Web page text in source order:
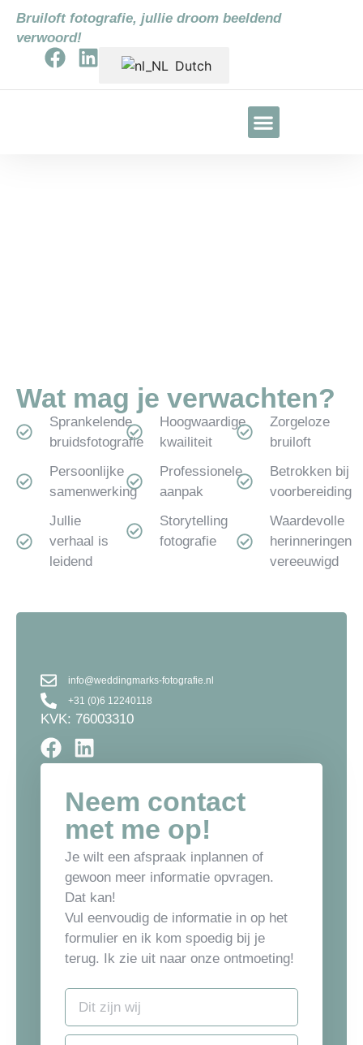
Bruiloft fotografie, jullie droom beeldend
verwoord!
Dutch
Wat mag je verwachten?
Sprankelende
bruidsfotografie
Persoonlijke
samenwerking
Jullie
verhaal is
leidend
Hoogwaardige
kwailiteit
Professionele
aanpak
Storytelling
fotografie
Zorgeloze
bruiloft
Betrokken bij
voorbereiding
Waardevolle
herinneringen
vereeuwigd
info@weddingmarks-fotografie.nl
+31 (0)6 12240118
KVK: 76003310
Neem contact
met me op!
Je wilt een afspraak inplannen of
gewoon meer informatie opvragen.
Dat kan!
Vul eenvoudig de informatie in op het
formulier en ik kom spoedig bij je
terug. Ik zie uit naar onze ontmoeting!